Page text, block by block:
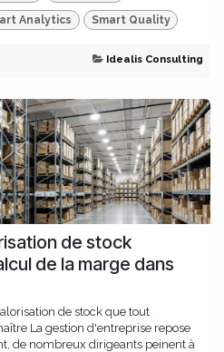
Analytics Smart Quality
Idealis Consulting
de stock
de la marge dans
de stock que tout
La gestion d'entreprise repose
de nombreux dirigeants peinent à